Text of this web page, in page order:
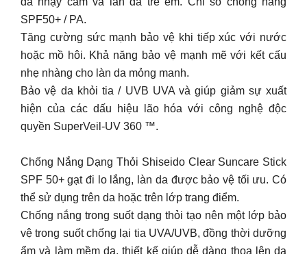
SPF50+ / PA.
Tăng cường sức mạnh bảo vệ khi tiếp xúc với nước
hoặc mồ hôi. Khả năng bảo vệ mạnh mẽ với kết cấu
nhẹ nhàng cho làn da mỏng manh.
Bảo vệ da khỏi tia / UVB UVA và giúp giảm sự xuất
hiện của các dấu hiệu lão hóa với công nghệ độc
quyền SuperVeil-UV 360 ™.
Chống Nắng Dạng Thỏi Shiseido Clear Suncare Stick
SPF 50+ gạt đi lo lắng, làn da được bảo vệ tối ưu. Có
thể sử dụng trên da hoặc trên lớp trang điểm.
Chống nắng trong suốt dạng thỏi tạo nên một lớp bảo
vệ trong suốt chống lại tia UVA/UVB, đồng thời dưỡng
ẩm và làm mềm da, thiết kế giúp dễ dàng thoa lên da